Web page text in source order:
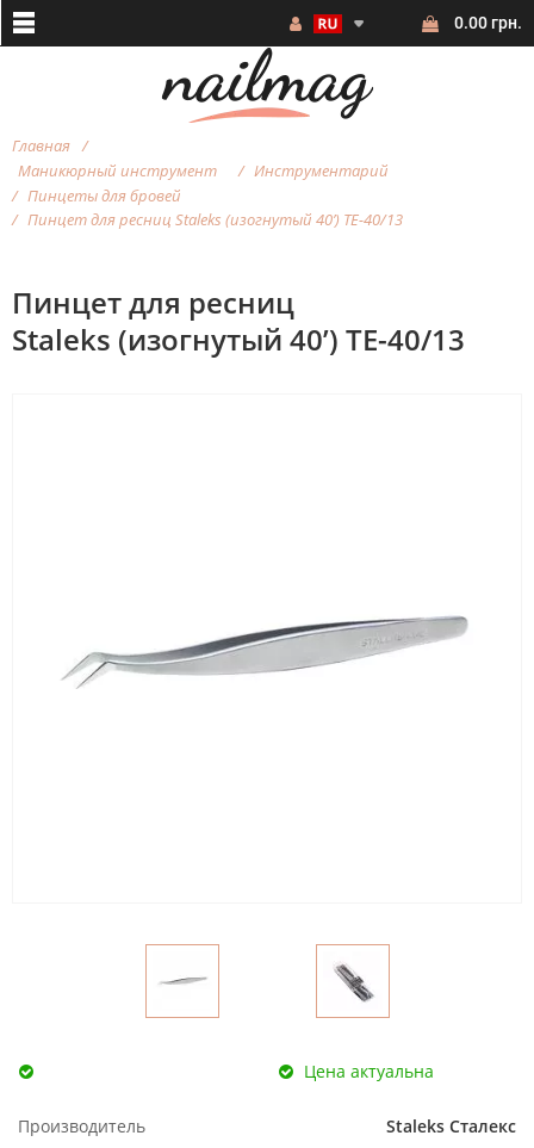
0.00 грн.
Главная
Маникюрный инструмент
Инструментарий
Пинцеты для бровей
Пинцет для ресниц Staleks (изогнутый 40’) ТE-40/13
Пинцет для ресниц
Staleks (изогнутый 40’) ТE-40/13
Цена актуальна
Производитель
Staleks Сталекс